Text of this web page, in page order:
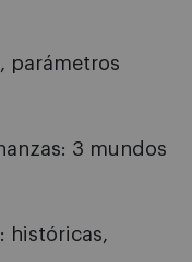
parámetros
3 mundos
históricas,